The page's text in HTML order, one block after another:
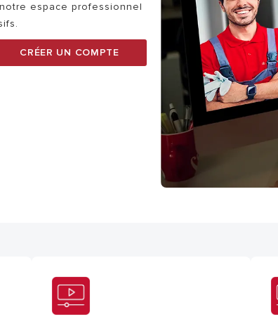
espace professionnel
CRÉER UN COMPTE